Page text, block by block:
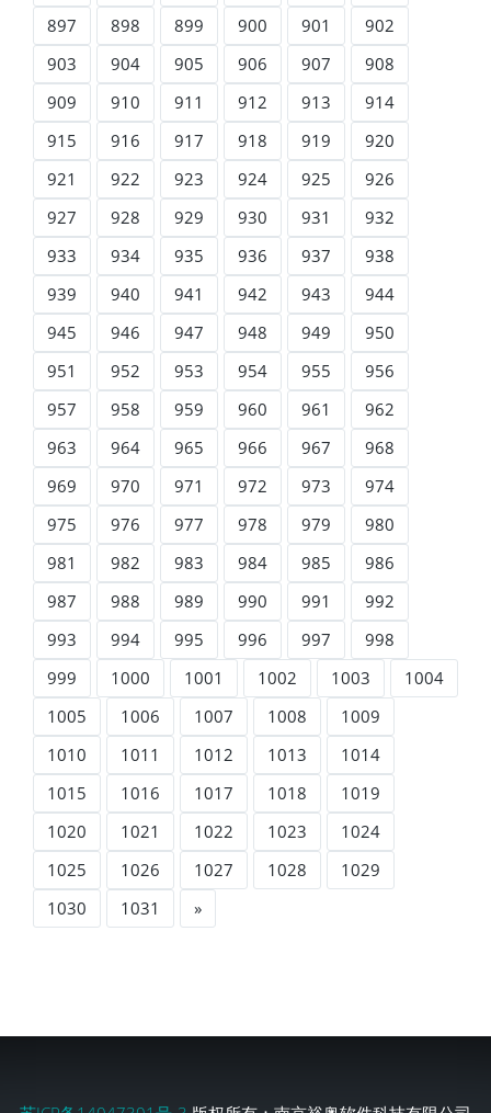
897
898 899 900 901
902
903
904 905 906 907
908
909
910 911 912 913
914
915
916 917 918 919
920
921
922 923 924 925
926
927
928 929 930 931
932
933
934 935 936 937
938
939
940 941 942 943
944
945
946 947 948 949
950
951
952 953 954 955
956
957
958 959 960 961
962
963
964 965 966 967
968
969
970 971 972 973
974
975
976 977 978 979
980
981
982 983 984 985
986
987
988 989 990 991
992
993
994 995 996 997
998
999
1000 1001 1002 1003
1004
1005
1006 1007 1008
1009
1010
1011 1012 1013
1014
1015
1016 1017 1018
1019
1020
1021 1022 1023
1024
1025
1026 1027 1028
1029
1030
1031 »